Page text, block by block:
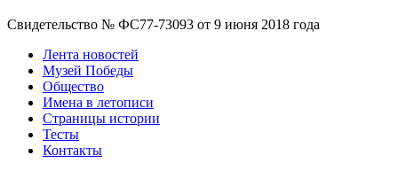
Свидетельство № ФС77-73093 от 9 июня 2018 года
Лента новостей
Музей Победы
Общество
Имена в летописи
Страницы истории
Тесты
Контакты